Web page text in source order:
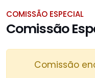
COMISSÃO ESPECIAL
Comissão
Comissão